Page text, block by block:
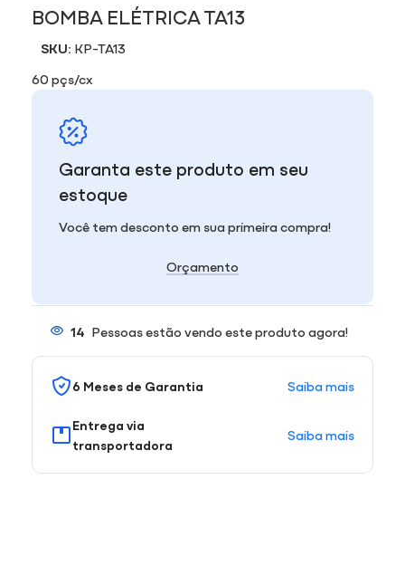
BOMBA ELÉTRICA TA13
SKU: KP-TA13
60 pçs/cx
Garanta este produto em seu
estoque
Você tem desconto em sua primeira compra!
Orçamento
14 Pessoas estão vendo este produto agora!
6 Meses de Garantia Saiba mais
Entrega via
transportadora
Saiba mais